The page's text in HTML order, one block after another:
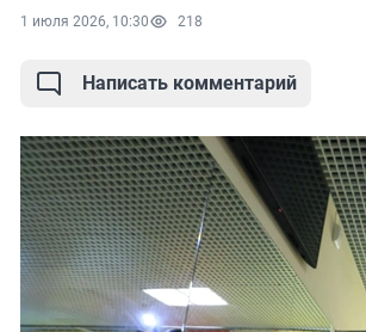
1 июля 2026, 10:30 218
Написать комментарий